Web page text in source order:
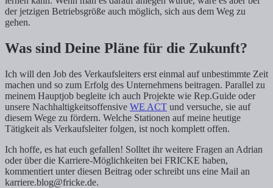
der jetzigen Betriebsgröße auch möglich, sich aus dem Weg zu
gehen.
Was sind Deine Pläne für die Zukunft?
Ich will den Job des Verkaufsleiters erst einmal auf unbestimmte Zeit
machen und so zum Erfolg des Unternehmens beitragen. Parallel zu
meinem Hauptjob begleite ich auch Projekte wie Rep.Guide oder
unsere Nachhaltigkeitsoffensive WE ACT und versuche, sie auf
diesem Wege zu fördern. Welche Stationen auf meine heutige
Tätigkeit als Verkaufsleiter folgen, ist noch komplett offen.
Ich hoffe, es hat euch gefallen! Solltet ihr weitere Fragen an Adrian
oder über die Karriere-Möglichkeiten bei FRICKE haben,
kommentiert unter diesen Beitrag oder schreibt uns eine Mail an
karriere.blog@fricke.de.